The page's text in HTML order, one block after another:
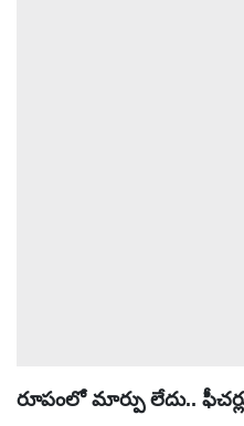
రూపంలో మార్పు లేదు..